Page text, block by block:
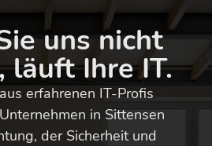
uns nicht
läuft Ihre IT.
erfahrenen IT-Profis
in Sittensen
der Sicherheit und